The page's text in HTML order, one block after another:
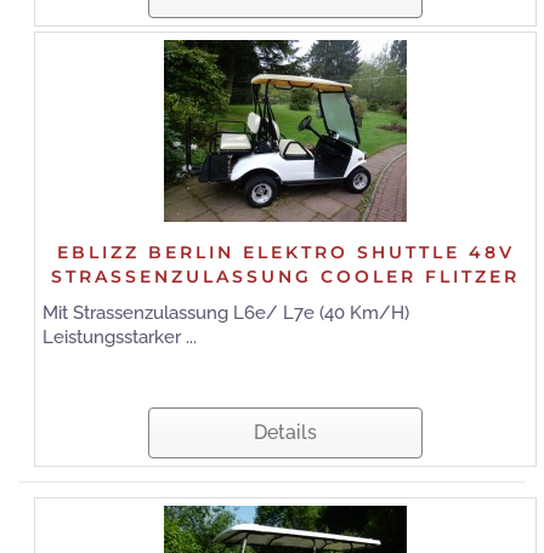
EBLIZZ BERLIN ELEKTRO SHUTTLE 48V
STRASSENZULASSUNG COOLER FLITZER
Mit Strassenzulassung L6e/ L7e (40 Km/H)
Leistungsstarker ...
Details